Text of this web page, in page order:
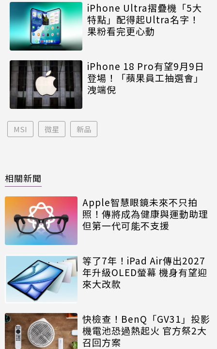
iPhone Ultra摺疊機「5大
特點」配得起Ultra名字！
果粉看完更心動
iPhone 18 Pro有望9月9日
登場！「蘋果員工抽選會」
洩端倪
MSI 微星 新品
相關新聞
Apple智慧眼鏡未來不只拍
照！傳將成為健康與運動助理
但第一代可能不支援
等了7年！iPad Air傳出2027
年升級OLED螢幕 機身有望迎
來大改款
快檢查！BenQ「GV31」投影
機電池恐過熱起火 官方祭2大
召回方案